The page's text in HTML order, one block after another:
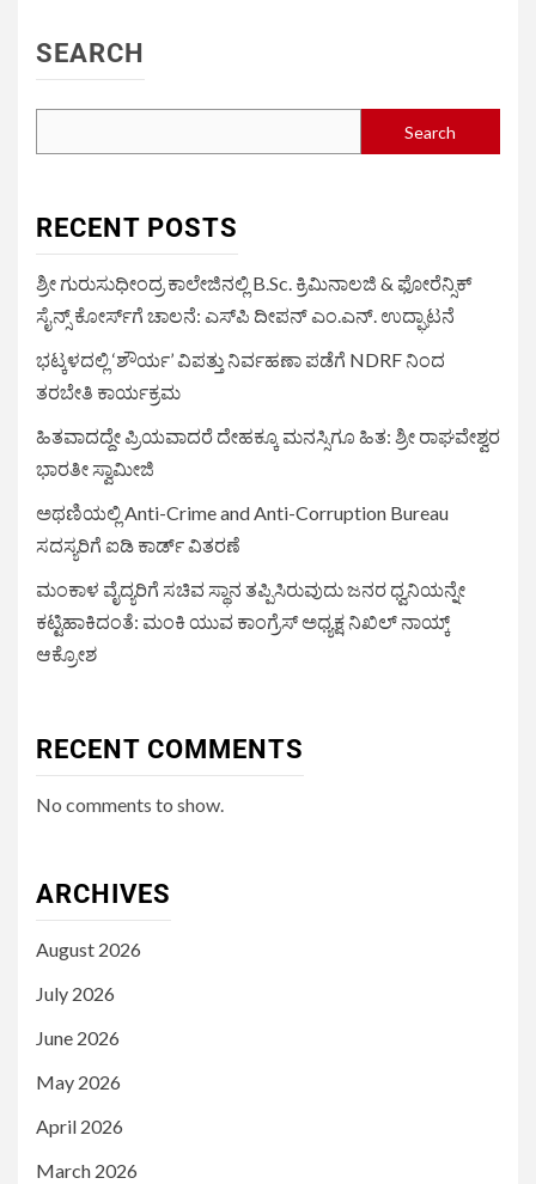
SEARCH
Search
RECENT POSTS
ಶ್ರೀ ಗುರುಸುಧೀಂದ್ರ ಕಾಲೇಜಿನಲ್ಲಿ B.Sc. ಕ್ರಿಮಿನಾಲಜಿ & ಫೋರೆನ್ಸಿಕ್
ಸೈನ್ಸ್ ಕೋರ್ಸ್‌ಗೆ ಚಾಲನೆ: ಎಸ್‌ಪಿ ದೀಪನ್ ಎಂ.ಎನ್. ಉದ್ಘಾಟನೆ
ಭಟ್ಕಳದಲ್ಲಿ ‘ಶೌರ್ಯ’ ವಿಪತ್ತು ನಿರ್ವಹಣಾ ಪಡೆಗೆ NDRF ನಿಂದ
ತರಬೇತಿ ಕಾರ್ಯಕ್ರಮ
ಹಿತವಾದದ್ದೇ ಪ್ರಿಯವಾದರೆ ದೇಹಕ್ಕೂ ಮನಸ್ಸಿಗೂ ಹಿತ: ಶ್ರೀ ರಾಘವೇಶ್ವರ
ಭಾರತೀ ಸ್ವಾಮೀಜಿ
ಅಥಣಿಯಲ್ಲಿ Anti-Crime and Anti-Corruption Bureau
ಸದಸ್ಯರಿಗೆ ಐಡಿ ಕಾರ್ಡ್ ವಿತರಣೆ
ಮಂಕಾಳ ವೈದ್ಯರಿಗೆ ಸಚಿವ ಸ್ಥಾನ ತಪ್ಪಿಸಿರುವುದು ಜನರ ಧ್ವನಿಯನ್ನೇ
ಕಟ್ಟಿಹಾಕಿದಂತೆ: ಮಂಕಿ ಯುವ ಕಾಂಗ್ರೆಸ್ ಅಧ್ಯಕ್ಷ ನಿಖಿಲ್ ನಾಯ್ಕ್
ಆಕ್ರೋಶ
RECENT COMMENTS
No comments to show.
ARCHIVES
August 2026
July 2026
June 2026
May 2026
April 2026
March 2026